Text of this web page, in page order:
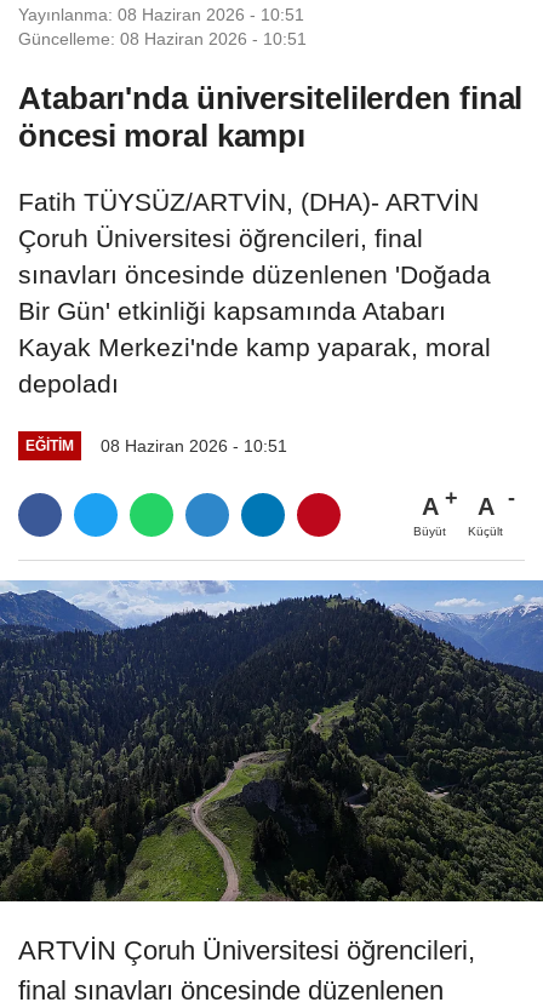
Yayınlanma: 08 Haziran 2026 - 10:51
Güncelleme: 08 Haziran 2026 - 10:51
Atabarı'nda üniversitelilerden final
öncesi moral kampı
Fatih TÜYSÜZ/ARTVİN, (DHA)- ARTVİN
Çoruh Üniversitesi öğrencileri, final
sınavları öncesinde düzenlenen 'Doğada
Bir Gün' etkinliği kapsamında Atabarı
Kayak Merkezi'nde kamp yaparak, moral
depoladı
EĞITIM 08 Haziran 2026 - 10:51
A
Büyüt
A
Küçült
ARTVİN Çoruh Üniversitesi öğrencileri,
final sınavları öncesinde düzenlenen